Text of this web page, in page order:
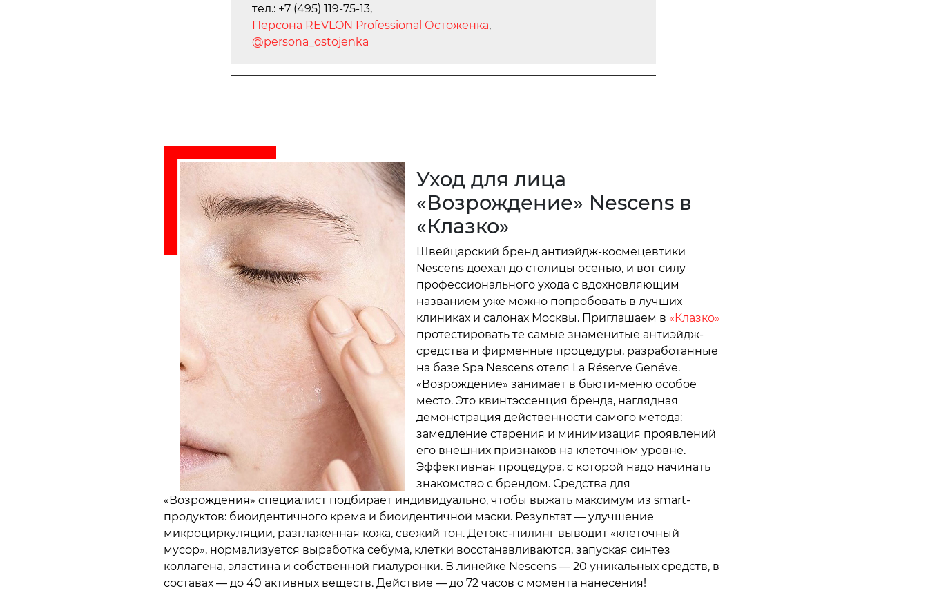
тел.: +7 (495) 119-75-13,
Персона REVLON Professional Остоженка,
@persona_ostojenka
Уход для лица
«Возрождение» Nescens в
«Клазко»
Швейцарский бренд антиэйдж-космецевтики
Nescens доехал до столицы осенью, и вот силу
профессионального ухода с вдохновляющим
названием уже можно попробовать в лучших
клиниках и салонах Москвы. Приглашаем в «Клазко»
протестировать те самые знаменитые антиэйдж-
средства и фирменные процедуры, разработанные
на базе Spa Nescens отеля La Réserve Genéve.
«Возрождение» занимает в бьюти-меню особое
место. Это квинтэссенция бренда, наглядная
демонстрация действенности самого метода:
замедление старения и минимизация проявлений
его внешних признаков на клеточном уровне.
Эффективная процедура, с которой надо начинать
знакомство с брендом. Средства для
«Возрождения» специалист подбирает индивидуально, чтобы выжать максимум из smart-
продуктов: биоидентичного крема и биоидентичной маски. Результат — улучшение
микроциркуляции, разглаженная кожа, свежий тон. Детокс-пилинг выводит «клеточный
мусор», нормализуется выработка себума, клетки восстанавливаются, запуская синтез
коллагена, эластина и собственной гиалуронки. В линейке Nescens — 20 уникальных средств, в
составах — до 40 активных веществ. Действие — до 72 часов с момента нанесения!